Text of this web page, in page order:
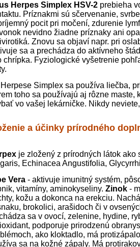
Herpes Simplex HSV-2 prebieha
Príznakmi sú sčervenanie,
pocit pri močení, zdurenie
nevidno žiadne príznaky ani
Znovu sa objaví napr. pri
sa a prechádza do aktívneho
chrípka. Fyziologické vyšetrenie
Simplex sa používa liečba,
toho sa používajú aj rôzne maste,
vo vašej lekárničke. Nikdy
a účinky prírodného
je zložený z prírodných látok ako
Echinacea Angustifolia,
Vera - aktivuje imunitný systém,
vitamíny, aminokyseliny. Zinok -
kožu a dokonca na erekciu.
brokolici, arašidoch či v
sa v ovocí, zelenine, hydine,
podporuje prirodzenú
ako kloktadlo, má
sa na kožné zápaly. Má